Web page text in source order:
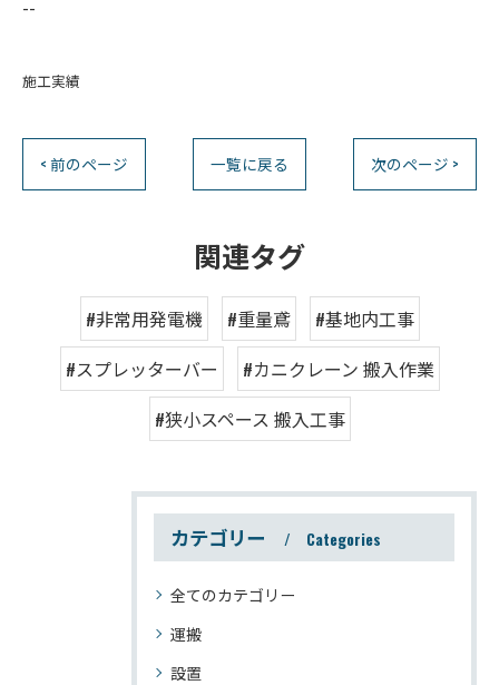
--
施工実績
< 前のページ 一覧に戻る 次のページ >
関連タグ
#非常用発電機 #重量鳶
#基地内工事
#スプレッターバー
#カニクレーン 搬入作業
#狭小スペース 搬入工事
カテゴリー Categories
全てのカテゴリー
運搬
設置